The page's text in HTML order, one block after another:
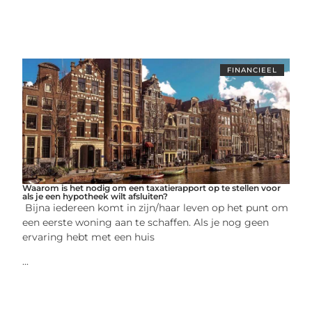
FINANCIEEL
Waarom is het nodig om een taxatierapport op te stellen voor
als je een hypotheek wilt afsluiten?
Bijna iedereen komt in zijn/haar leven op het punt om
een eerste woning aan te schaffen. Als je nog geen
ervaring hebt met een huis
...